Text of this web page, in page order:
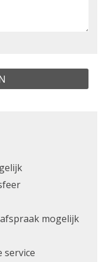
mogelijk
service